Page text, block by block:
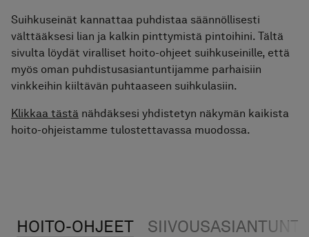
Kylpyhuone­kalusteet
Säilytys
Peilit
Hanat & tarvikkeet
Graniittikeramiikka
kylpyhuoneesi
01 Löydä Moodisi
02 Suunnittele Studiossa
Tietoa meistä
Studio
Etsi jälleenmyyjä
Suihkuseinät kannattaa puhdistaa säännöllisesti
välttääksesi lian ja kalkin pinttymistä pintoihini. Tältä
sivulta löydät viralliset hoito-ohjeet suihkuseinille, että
myös oman puhdistusasiantuntijamme parhaisiin
vinkkeihin kiiltävän puhtaaseen suihkulasiin.
Klikkaa tästä nähdäksesi yhdistetyn näkymän kaikista
hoito-ohjeistamme tulostettavassa muodossa.
HOITO-OHJEET